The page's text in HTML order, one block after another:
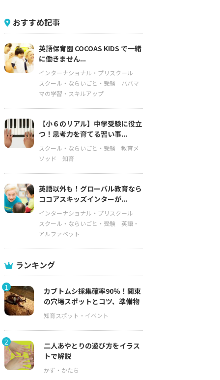
おすすめ記事
英語保育園 COCOAS KIDS で一緒
に働きません...
インターナショナル・プリスクール
スクール・ならいごと・受験
パパマ
マの学習・スキルアップ
【小６のリアル】中学受験に役立
つ！思考力を育てる習い事...
スクール・ならいごと・受験
教育メ
ソッド
知育
英語以外も！グローバル教育なら
ココアスキッズインターが...
インターナショナル・プリスクール
スクール・ならいごと・受験
英語・
アルファベット
ランキング
1
カブトムシ採集確率90％！関東
の穴場スポットとコツ、準備物
2
二人あやとりの遊び方をイラス
トで解説